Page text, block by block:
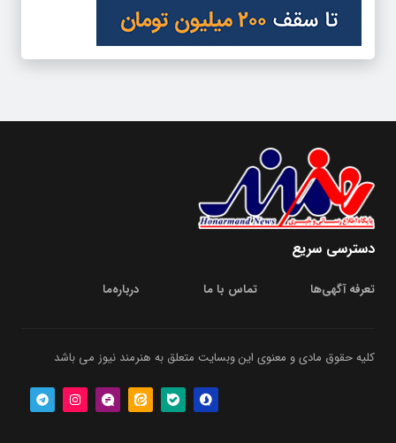
دسترسی سریع
تعرفه آگهی‌ها تماس با ما درباره‌‌ما
کلیه حقوق مادی و معنوی این وبسایت متعلق به هنرمند نیوز می باشد